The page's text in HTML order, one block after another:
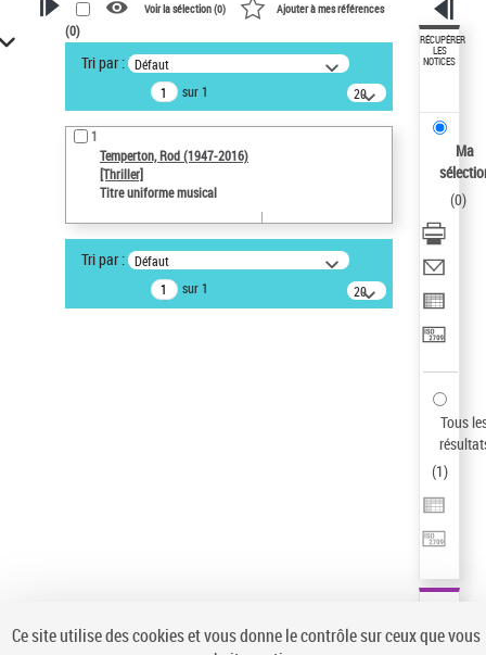
VOTRE RECHERCHE
Recherche avancée dans les
notices d’autorité
Œuvres liées à l'auteur :
Temperton, Rod (1947-2016)
Auteur d’œuvre
Type de notice d'autorité
Œuvre
Statut de la notice d’autorité
Voir la sélection (0) Ajouter à mes références
(0)
Tri par : Défaut
sur 1
20
résultats/page
1
Temperton, Rod (1947-2016)
[Thriller]
Titre uniforme musical
Tri par : Défaut
sur 1
20
résultats/page
RÉCUPÉRER
LES
NOTICES
Ma
(0)
Tous
(1)
Ce site utilise des cookies et vous donne le contrôle sur ceux que vous